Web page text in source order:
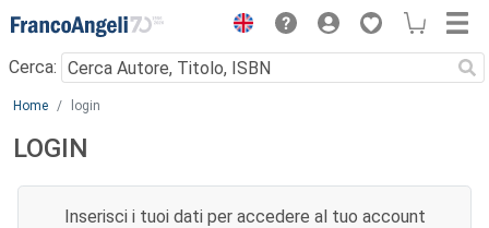
Menu
Cerca:
Main content
Home login
LOGIN
Inserisci i tuoi dati per accedere al tuo account